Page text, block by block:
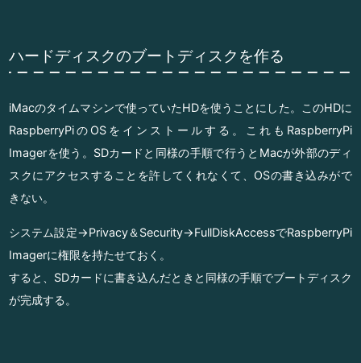
ハードディスクのブートディスクを作る
iMacのタイムマシンで使っていたHDを使うことにした。このHDに
RaspberryPiのOSをインストールする。これもRaspberryPi
Imagerを使う。SDカードと同様の手順で行うとMacが外部のディ
スクにアクセスすることを許してくれなくて、OSの書き込みがで
きない。
システム設定→Privacy＆Security→FullDiskAccessでRaspberryPi
Imagerに権限を持たせておく。
すると、SDカードに書き込んだときと同様の手順でブートディスク
が完成する。